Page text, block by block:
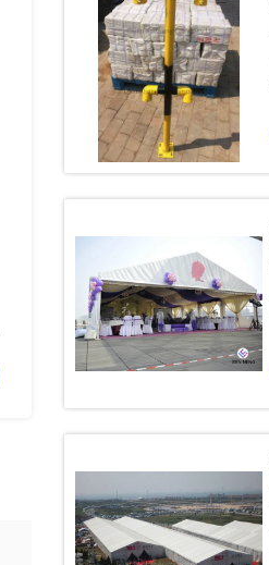
Konstrukcja wciągnika
materiałowego SC200 / 200
Najlepszą cenę